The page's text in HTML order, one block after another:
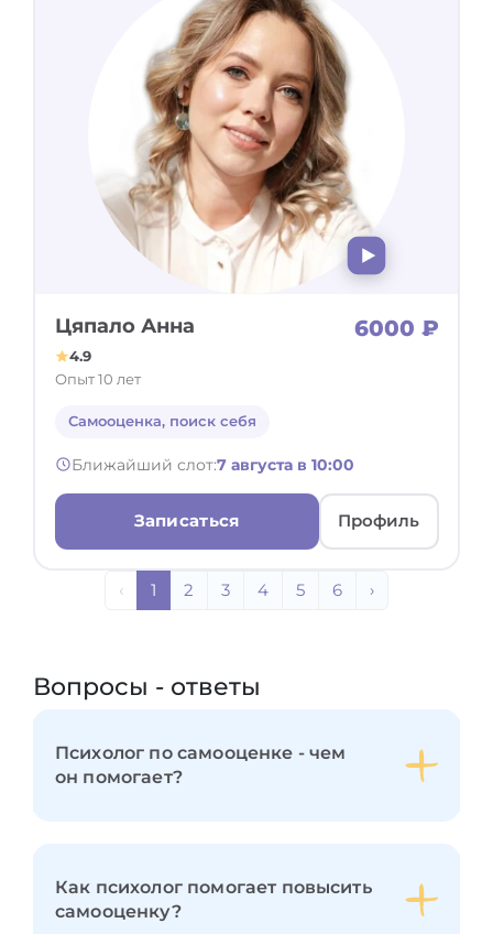
Цяпало Анна 6000 ₽
4.9
Опыт 10 лет
Самооценка, поиск себя
Ближайший слот:7 августа в 10:00
Записаться Профиль
‹ 1 2 3 4 5 6 ›
Вопросы - ответы
Психолог по самооценке - чем
он помогает?
Как психолог помогает повысить
самооценку?